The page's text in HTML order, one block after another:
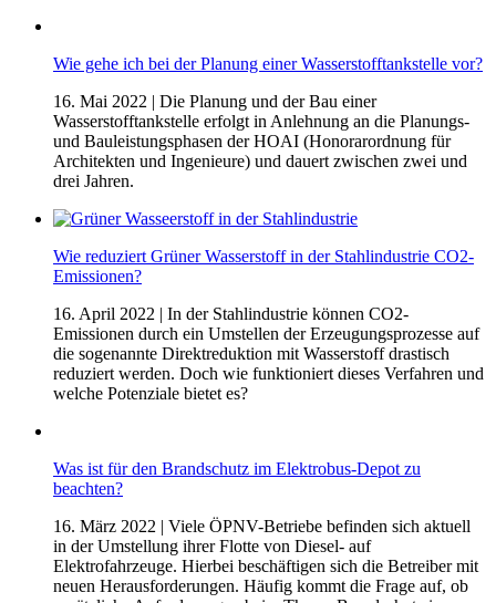
Wie gehe ich bei der Planung einer Wasserstofftankstelle vor?
16. Mai 2022 | Die Planung und der Bau einer
Wasserstofftankstelle erfolgt in Anlehnung an die Planungs-
und Bauleistungsphasen der HOAI (Honorarordnung für
Architekten und Ingenieure) und dauert zwischen zwei und
drei Jahren.
Wie reduziert Grüner Wasserstoff in der Stahlindustrie CO2-
Emissionen?
16. April 2022 | In der Stahlindustrie können CO2-
Emissionen durch ein Umstellen der Erzeugungsprozesse auf
die sogenannte Direktreduktion mit Wasserstoff drastisch
reduziert werden. Doch wie funktioniert dieses Verfahren und
welche Potenziale bietet es?
Was ist für den Brandschutz im Elektrobus-Depot zu
beachten?
16. März 2022 | Viele ÖPNV-Betriebe befinden sich aktuell
in der Umstellung ihrer Flotte von Diesel- auf
Elektrofahrzeuge. Hierbei beschäftigen sich die Betreiber mit
neuen Herausforderungen. Häufig kommt die Frage auf, ob